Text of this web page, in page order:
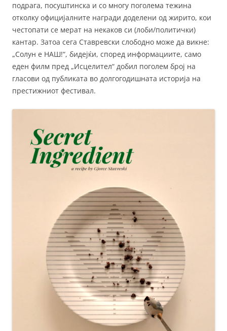
подрага, посуштинска и со многу поголема тежина
отколку официјалните награди доделени од жирито, кои
честопати се мерат на некаков си (лоби/политички)
кантар. Затоа сега Ставревски слободно може да викне:
„Солун е НАШ!“, бидејќи, според информациите, само
еден филм пред „Исцелител“ добил поголем број на
гласови од публиката во долгогодишната историја на
престижниот фестивал.